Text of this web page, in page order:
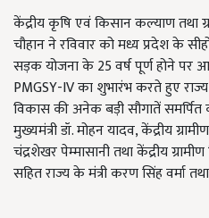
केंद्रीय कृषि एवं किसान कल्याण तथा
चौहान ने रविवार को मध्य प्रदेश के
सड़क योजना के 25 वर्ष पूर्ण होने पर
PMGSY-IV का शुभारंभ करते हुए
विकास की अनेक बड़ी सौगातें
मुख्यमंत्री डॉ. मोहन यादव, केंद्रीय
चंद्रशेखर पेम्मासानी तथा केंद्रीय
सहित राज्य के मंत्री करण सिंह वर्मा